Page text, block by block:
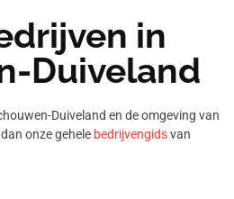
in
Duiveland
Duiveland en de omgeving van
onze gehele bedrijvengidsvan